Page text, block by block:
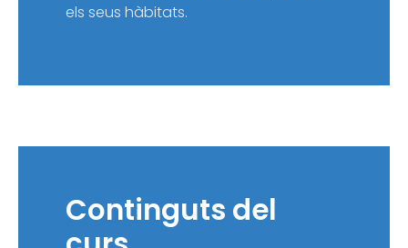
els seus hàbitats.
Continguts del